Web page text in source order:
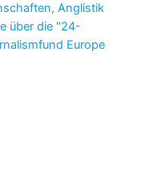
Anglistik
über die "24-
Europe